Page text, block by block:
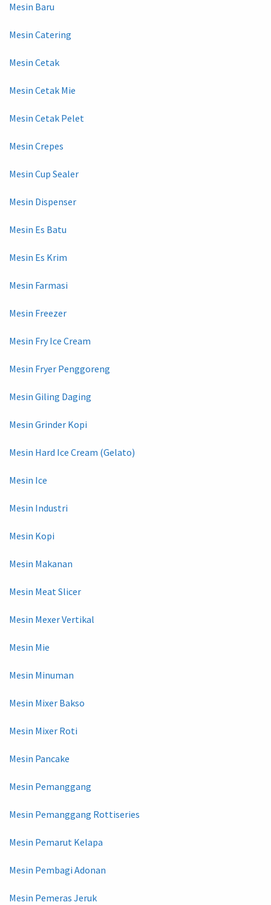
Mesin Baru
Mesin Catering
Mesin Cetak
Mesin Cetak Mie
Mesin Cetak Pelet
Mesin Crepes
Mesin Cup Sealer
Mesin Dispenser
Mesin Es Batu
Mesin Es Krim
Mesin Farmasi
Mesin Freezer
Mesin Fry Ice Cream
Mesin Fryer Penggoreng
Mesin Giling Daging
Mesin Grinder Kopi
Mesin Hard Ice Cream (Gelato)
Mesin Ice
Mesin Industri
Mesin Kopi
Mesin Makanan
Mesin Meat Slicer
Mesin Mexer Vertikal
Mesin Mie
Mesin Minuman
Mesin Mixer Bakso
Mesin Mixer Roti
Mesin Pancake
Mesin Pemanggang
Mesin Pemanggang Rottiseries
Mesin Pemarut Kelapa
Mesin Pembagi Adonan
Mesin Pemeras Jeruk